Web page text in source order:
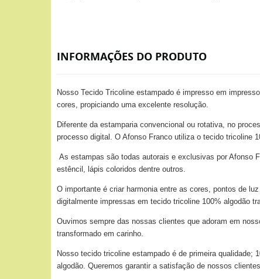
INFORMAÇÕES DO PRODUTO
Nosso Tecido Tricoline estampado é impresso em
cores, propiciando uma excelente resolução.
Diferente da estamparia convencional ou rotativa, no
processo digital. O Afonso Franco utiliza o tecido tricoline
As estampas são todas autorais e exclusivas por Afonso
estêncil, lápis coloridos dentre outros.
O importante é criar harmonia entre as cores, pontos de
digitalmente impressas em tecido tricoline 100% algodão
Ouvimos sempre das nossas clientes que adoram em
transformado em carinho.
Nosso tecido tricoline estampado é de primeira qualidade;
algodão. Queremos garantir a satisfação de nossos